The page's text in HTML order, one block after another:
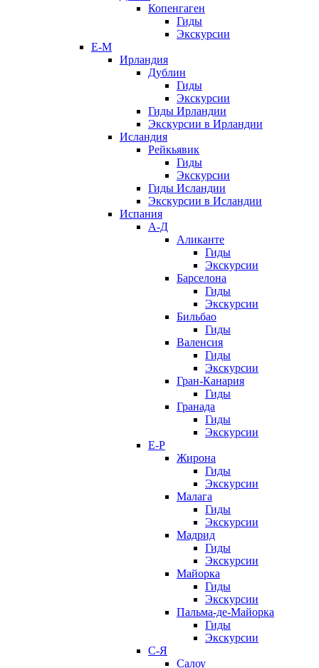
Копенгаген
Гиды
Экскурсии
Е-М
Ирландия
Дублин
Гиды
Экскурсии
Гиды Ирландии
Экскурсии в Ирландии
Исландия
Рейкьявик
Гиды
Экскурсии
Гиды Исландии
Экскурсии в Исландии
Испания
А-Д
Аликанте
Гиды
Экскурсии
Барселона
Гиды
Экскурсии
Бильбао
Гиды
Валенсия
Гиды
Экскурсии
Гран-Канария
Гиды
Гранада
Гиды
Экскурсии
Е-Р
Жирона
Гиды
Экскурсии
Малага
Гиды
Экскурсии
Мадрид
Гиды
Экскурсии
Майорка
Гиды
Экскурсии
Пальма-де-Майорка
Гиды
Экскурсии
С-Я
Салоу